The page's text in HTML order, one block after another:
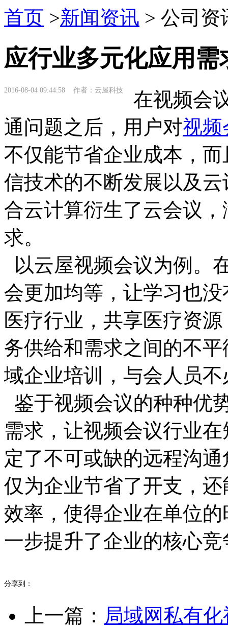
首页 >新闻资讯 > 公司资
应行业多元化应用
2016-08-04 09:44:58 作者：云屋科技
在视频会
通问题之后，用户对视频
不仅能节省企业成本，
信技术的不断发展以及
合云计算衍生了云会议
求。
以云屋视频会议为例。
会更加均等，让学习也
医疗行业，共享医疗资
务供给和需求之间的不
域企业培训，与会人员
鉴于视频会议的种种优
需求，让视频会议行业
定了不可或缺的远程沟
仅为企业节省了开支，
效率，使得企业在单位
一步提升了企业的核心竞
分享到：
上一篇： 局域网私有